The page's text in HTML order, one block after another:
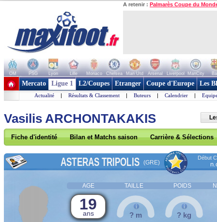
A retenir : Palmarès Coupe du
OM PSG Lyon Lille Monaco Chelsea Man Utd Arsenal Liverpool ManCity
+ de clubs
Mercato Ligue 1 L2/Coupes Etranger Coupe d'Europe Les
Actualité | Résultats & Classement | Buteurs | Calendrier |
Vasilis ARCHONTAKAKIS
Fiche d'identité Bilan et Matchs saison Carrière & Sélections
ASTERAS TRIPOLIS (GRE)
Début
AGE TAILLE POIDS
19
ans ? m ? kg